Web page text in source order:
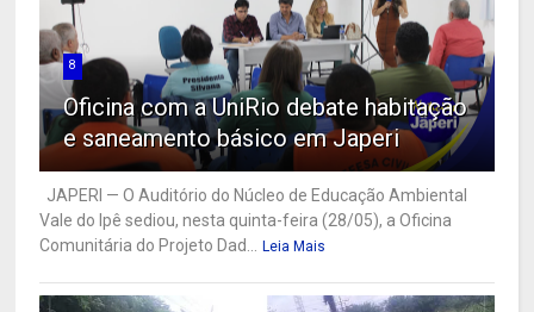
8
Oficina com a UniRio debate habitação
e saneamento básico em Japeri
JAPERI — O Auditório do Núcleo de Educação Ambiental
Vale do Ipê sediou, nesta quinta-feira (28/05), a Oficina
Comunitária do Projeto Dad...
Leia Mais